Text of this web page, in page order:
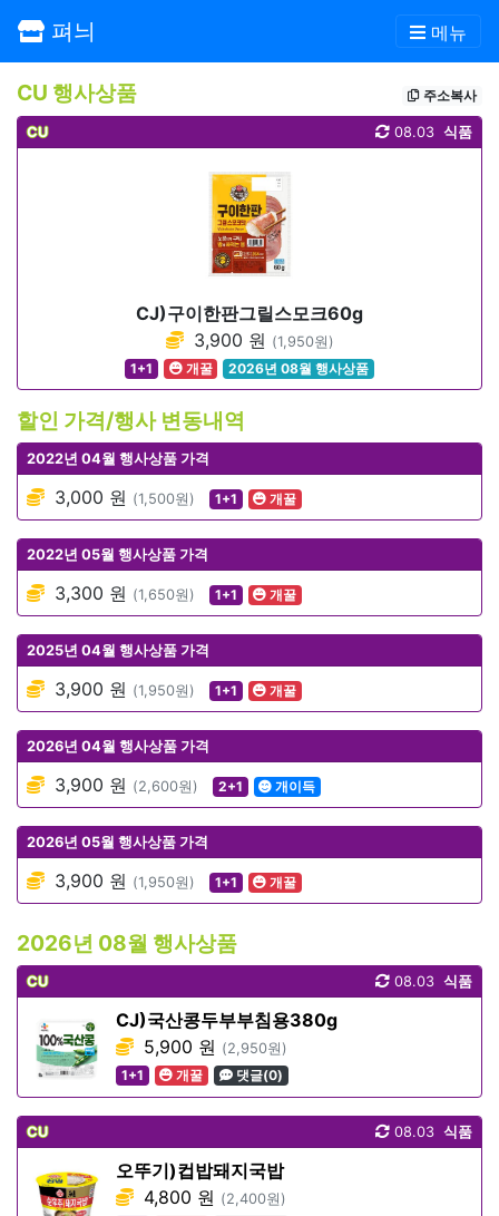
펴늬 메뉴
CU 행사상품 주소복사
CU 식품
08.03
CJ)구이한판그릴스모크60g
3,900 원 (1,950원)
1+1
개꿀 2026년 08월 행사상품
할인 가격/행사 변동내역
2022년 04월 행사상품 가격
3,000 원 (1,500원) 1+1 개꿀
2022년 05월 행사상품 가격
3,300 원 (1,650원) 1+1 개꿀
2025년 04월 행사상품 가격
3,900 원 (1,950원) 1+1 개꿀
2026년 04월 행사상품 가격
3,900 원 (2,600원) 2+1 개이득
2026년 05월 행사상품 가격
3,900 원 (1,950원) 1+1 개꿀
2026년 08월 행사상품
CU 식품
08.03
CJ)국산콩두부부침용380g
5,900 원 (2,950원)
1+1
개꿀 댓글(0)
CU 식품
08.03
오뚜기)컵밥돼지국밥
4,800 원 (2,400원)